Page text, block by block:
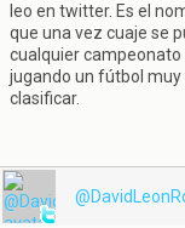
leo en twitter. Es el
que una vez cuaje se
cualquier campeonato
jugando un fútbol muy
clasificar.